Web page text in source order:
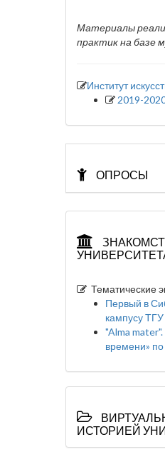
Материалы
практик на базе
Институт
2019-
ОПРОСЫ
Тематические
Первый в
кампусу
"Alma
времени»
ИСТОРИЕЙ